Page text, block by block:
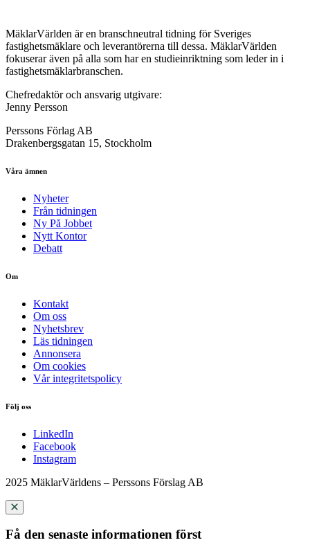
MäklarVärlden är en branschneutral tidning för Sveriges
fastighetsmäklare och leverantörerna till dessa. MäklarVärlden
fokuserar även på alla som har en studieinriktning som leder in i
fastighetsmäklarbranschen.
Chefredaktör och ansvarig utgivare:
Jenny Persson
Perssons Förlag AB
Drakenbergsgatan 15, Stockholm
Våra ämnen
Nyheter
Från tidningen
Ny På Jobbet
Nytt Kontor
Debatt
Om
Kontakt
Om oss
Nyhetsbrev
Läs tidningen
Annonsera
Om cookies
Vår integritetspolicy
Följ oss
LinkedIn
Facebook
Instagram
2025 MäklarVärldens – Perssons Förslag AB
Få den senaste informationen först